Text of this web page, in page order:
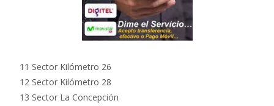
11 Sector Kilómetro 26
12 Sector Kilómetro 28
13 Sector La Concepción